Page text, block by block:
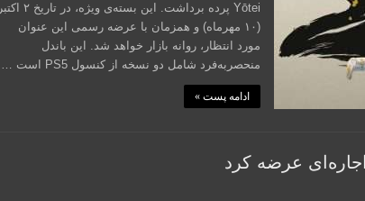
Yōtei پرده برداشت. این بسته‌ی ویژه، در تاریخ ۲ اکتبر
(۱۰ مهرماه) و همزمان با عرضه رسمی این عنوان
مورد انتظار، روانه بازار خواهد شد. این باندل
منحصر‌به‌فرد شامل دو نسخه از کنسول PS5 است …
ادامه پست »